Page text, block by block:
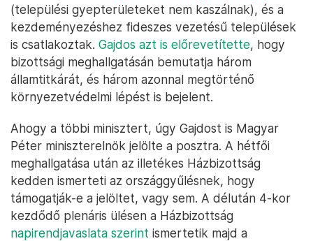
(települési gyepterületeket nem kaszálnak), és a
kezdeményezéshez fideszes vezetésű települések
is csatlakoztak. Gajdos azt is előrevetítette, hogy
bizottsági meghallgatásán bemutatja három
államtitkárát, és három azonnal megtörténő
környezetvédelmi lépést is bejelent.
Ahogy a többi minisztert, úgy Gajdost is Magyar
Péter miniszterelnök jelölte a posztra. A hétfői
meghallgatása után az illetékes Házbizottság
kedden ismerteti az országgyűlésnek, hogy
támogatják-e a jelöltet, vagy sem. A délután 4-kor
kezdődő plenáris ülésen a Házbizottság
napirendjavaslata szerint ismertetik majd a